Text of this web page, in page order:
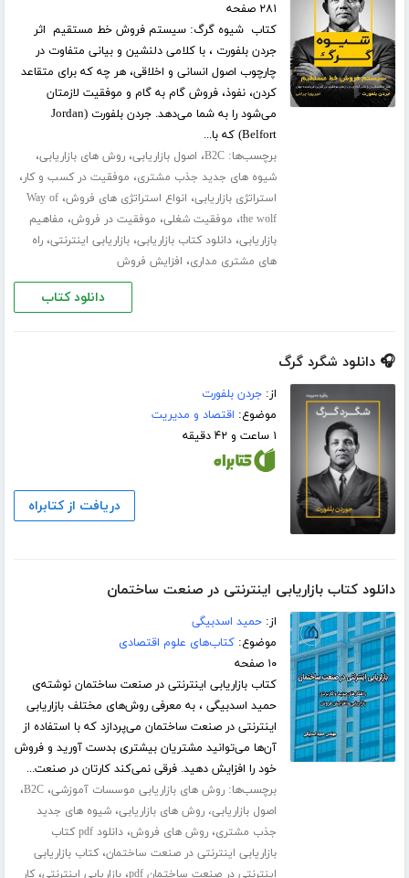
۲۸۱ صفحه
کتاب شیوه گرگ: سیستم فروش خط مستقیم اثر
جردن بلفورت ، با کلامی دلنشین و بیانی متفاوت در
چارچوب اصول انسانی و اخلاقی، هر چه که برای متقاعد
کردن، نفوذ، فروش گام به گام و موفقیت لازمتان
می‌شود را به شما می‌دهد. جردن بلفورت (Jordan
Belfort) که با...
برچسب‌ها:B2C، اصول بازاریابی،روش های بازاریابی،
شیوه های جدید جذب مشتری، موفقیت در کسب و کار،
استراتژی بازاریابی، انواع استراتژی های فروش،Way of
the wolf، موفقیت شغلی، موفقیت در فروش، مفاهیم
بازاریابی،دانلود کتاب بازاریابی،بازاریابی اینترنتی،راه
های مشتری مداری، افزایش فروش
دانلود کتاب
🎧 دانلود شگرد گرگ
از:جردن بلفورت
موضوع: اقتصاد و مدیریت
۱ ساعت و ۴۲ دقیقه
دریافت از کتابراه
دانلود کتاب بازاریابی اینترنتی در صنعت ساختمان
از:حمید اسدبیگی
موضوع:کتاب‌های علوم اقتصادی
۱۰ صفحه
کتاب بازاریابی اینترنتی در صنعت ساختمان نوشته‌ی
حمید اسدبیگی ، به معرفی روش‌های مختلف بازاریابی
اینترنتی در صنعت ساختمان می‌پردازد که با استفاده از
آن‌ها می‌توانید مشتریان بیشتری بدست آورید و فروش
خود را افزایش دهید. فرقی نمی‌کند کارتان در صنعت...
برچسب‌ها:روش های بازاریابی موسسات آموزشی،B2C،
اصول بازاریابی، روش های بازاریابی،شیوه های جدید
جذب مشتری،روش های فروش،
دانلود pdf کتاب
بازاریابی اینترنتی در صنعت ساختمان،کتاب بازاریابی
اینترنتی در صنعت ساختمان pdf
،بازاریابی اینترنتی،کار